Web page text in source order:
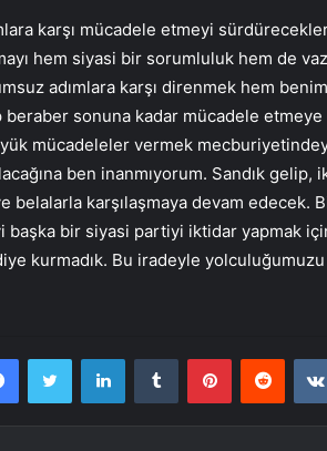
karşı mücadele etmeyi
hem siyasi bir sorumluluk hem de
adımlara karşı direnmek hem
beraber sonuna kadar mücadele
mücadeleler vermek
ben inanmıyorum. Sandık
belalarla karşılaşmaya devam edecek.
başka bir siyasi partiyi iktidar yapmak
kurmadık. Bu iradeyle
FacebookTwitter LinkedInTumblr PinterestReddit